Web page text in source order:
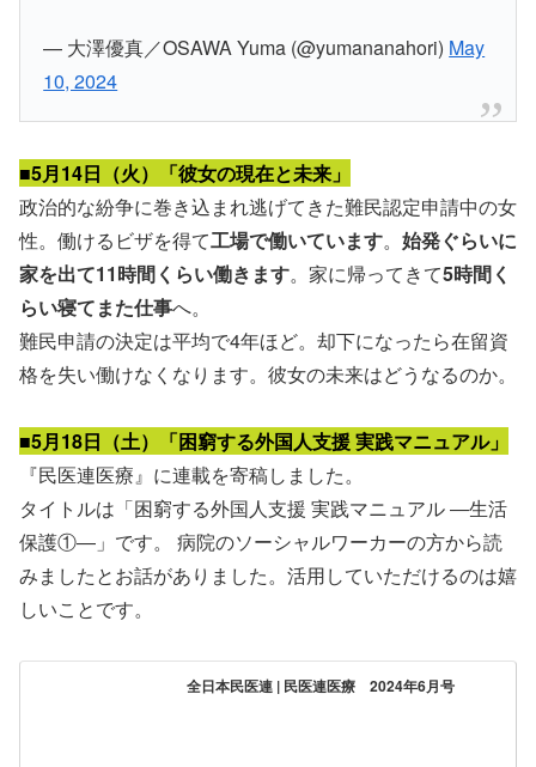
— 大澤優真／OSAWA Yuma (@yumananahori) May
10, 2024
■5月14日（火）「彼女の現在と未来」
政治的な紛争に巻き込まれ逃げてきた難民認定申請中の女
性。働けるビザを得て工場で働いています。 始発ぐらいに
家を出て11時間くらい働きます。家に帰ってきて5時間く
らい寝てまた仕事へ。
難民申請の決定は平均で4年ほど。却下になったら在留資
格を失い働けなくなります。彼女の未来はどうなるのか。
■5月18日（土）「困窮する外国人支援 実践マニュアル」
『民医連医療』に連載を寄稿しました。
タイトルは「困窮する外国人支援 実践マニュアル ―生活
保護①―」です。 病院のソーシャルワーカーの方から読
みましたとお話がありました。活用していただけるのは嬉
しいことです。
全日本民医連 | 民医連医療 2024年6月号